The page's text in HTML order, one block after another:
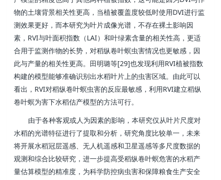
物的土壤背景相关性更高，当植被覆盖度较低时使用 DVI进行监
测效果更好，而本研究为叶片成像光谱，不存在裸土影响因
素， RVI与叶面积指数（ LAI）和叶绿素含量的相关性高，更适
合用于监测作物的长势，对稻纵卷叶螟虫害情况也更敏感，因
此与产量的相关性更高。田明璐等[29]也发现利用 RVI植被指数
构建的模型能够准确识别出水稻叶片上的虫害区域。由此可以
看出， RVI对稻纵卷叶螟虫害的反应最敏感，利用 RVI建立稻纵
卷叶螟为害下水稻估产模型的方法可行。
由于各种客观或人为因素的影响，本研究仅从叶片尺度对
水稻的光谱特征进行了提取和分析，研究角度比较单一，未来
将开展水稻冠层遥感、无人机遥感和卫星遥感等多尺度数据的
观测和综合比较研究，进一步提高受稻纵卷叶螟危害的水稻产
量估算模型的精准度，为科学防控病虫害和保障粮食生产安全